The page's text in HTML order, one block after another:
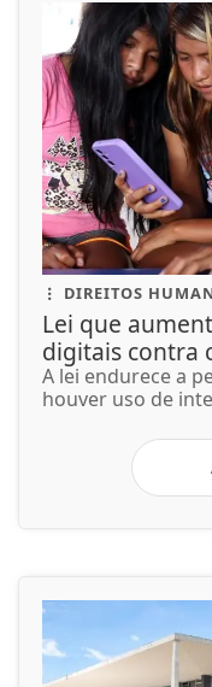
DIREITOS
Lei que
digitais contra
A lei endurece a
houver uso de